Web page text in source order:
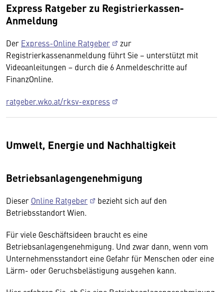
Express Ratgeber zu Registrierkassen-
Anmeldung
Der Express-Online Ratgeber
zur
Registrierkassenanmeldung führt Sie – unterstützt mit
Videoanleitungen – durch die 6 Anmeldeschritte auf
FinanzOnline.
ratgeber.wko.at/rksv-express
Umwelt, Energie und Nachhaltigkeit
Betriebsanlagengenehmigung
Dieser Online Ratgeber
bezieht sich auf den
Betriebsstandort Wien.
Für viele Geschäftsideen braucht es eine
Betriebsanlagengenehmigung. Und zwar dann, wenn vom
Unternehmensstandort eine Gefahr für Menschen oder eine
Lärm- oder Geruchsbelästigung ausgehen kann.